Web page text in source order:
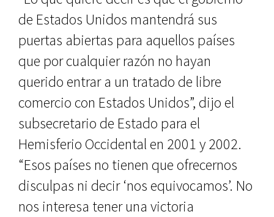
de Estados Unidos mantendrá sus
puertas abiertas para aquellos países
que por cualquier razón no hayan
querido entrar a un tratado de libre
comercio con Estados Unidos”, dijo el
subsecretario de Estado para el
Hemisferio Occidental en 2001 y 2002.
“Esos países no tienen que ofrecernos
disculpas ni decir ‘nos equivocamos’. No
nos interesa tener una victoria